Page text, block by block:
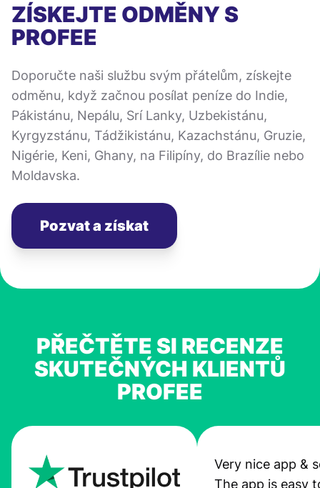
ZÍSKEJTE ODMĚNY S
PROFEE
Doporučte naši službu svým přátelům, získejte
odměnu, když začnou posílat peníze do Indie,
Pákistánu, Nepálu, Srí Lanky, Uzbekistánu,
Kyrgyzstánu, Tádžikistánu, Kazachstánu, Gruzie,
Nigérie, Keni, Ghany, na Filipíny, do Brazílie nebo
Moldavska.
Pozvat a získat
PŘEČTĚTE SI RECENZE
SKUTEČNÝCH KLIENTŮ
PROFEE
Very nice app &
The app is easy